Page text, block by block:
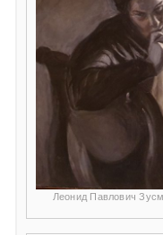
Леонид Павлович